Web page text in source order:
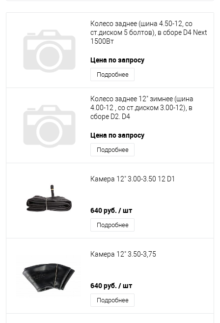
Колесо заднее (шина 4.50-12, со
ст.диском 5 болтов), в сборе D4 Next
1500Вт
Цена по запросу
Подробнее
Колесо заднее 12" зимнее (шина
4.00-12 , со ст.диском 3.00-12), в
сборе D2. D4
Цена по запросу
Подробнее
Камера 12" 3.00-3.50 12 D1
640 руб. / шт
Подробнее
Камера 12" 3.50-3,75
640 руб. / шт
Подробнее